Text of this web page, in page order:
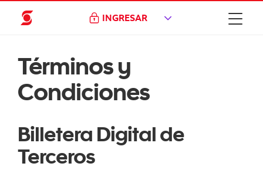
INGRESAR
Términos y
Condiciones
Billetera Digital de
Terceros